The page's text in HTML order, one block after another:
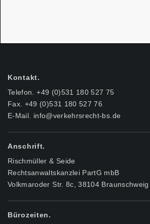
Kontakt.
Telefon. +49 (0)531 180 527 75
Fax. +49 (0)531 180 527 76
E-Mail. info@verkehrsrecht-bs.de
Anschrift.
Rischmüller & Seide
Rechtsanwaltskanzlei PartG mbB
Volkmaroder Str. 8c, 38104 Braunschweig
Bürozeiten.